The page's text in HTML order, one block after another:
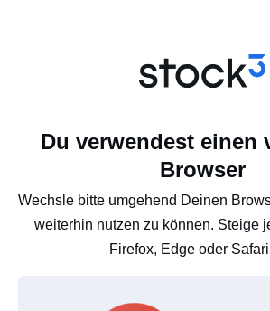
Du verwendest einen
Browser
Wechsle bitte umgehend Deinen
weiterhin nutzen zu können. Steige
Firefox, Edge oder